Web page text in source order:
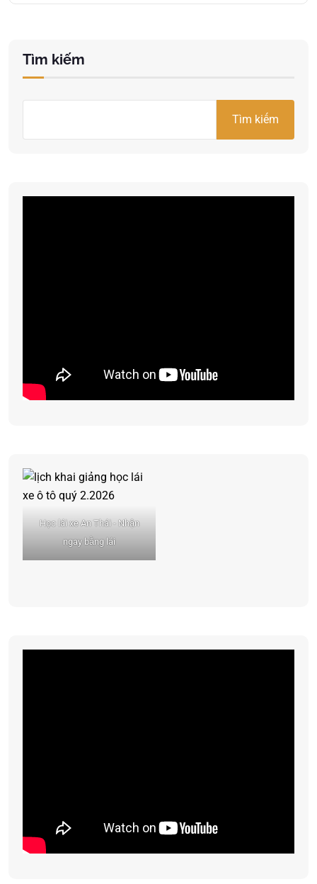
Tìm kiếm
Tìm kiếm
Học lái xe An Thái - Nhận
ngay bằng lái